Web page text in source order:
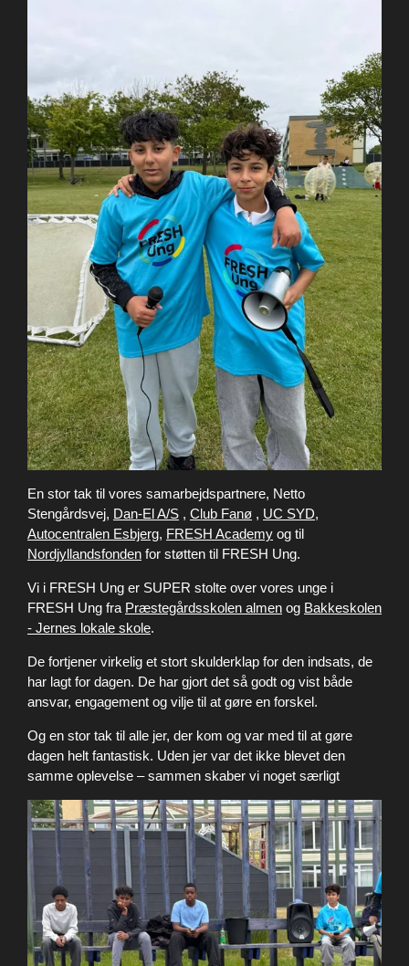
En stor tak til vores samarbejdspartnere, Netto
Stengårdsvej, Dan-El A/S , Club Fanø , UC SYD,
Autocentralen Esbjerg, FRESH Academy og til
Nordjyllandsfonden for støtten til FRESH Ung.
Vi i FRESH Ung er SUPER stolte over vores unge i
FRESH Ung fra Præstegårdsskolen almen og Bakkeskolen
- Jernes lokale skole.
De fortjener virkelig et stort skulderklap for den indsats, de
har lagt for dagen. De har gjort det så godt og vist både
ansvar, engagement og vilje til at gøre en forskel.
Og en stor tak til alle jer, der kom og var med til at gøre
dagen helt fantastisk. Uden jer var det ikke blevet den
samme oplevelse – sammen skaber vi noget særligt